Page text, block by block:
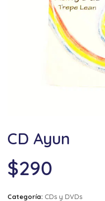
CD Ayun
$290
Categoría: CDs y DVDs